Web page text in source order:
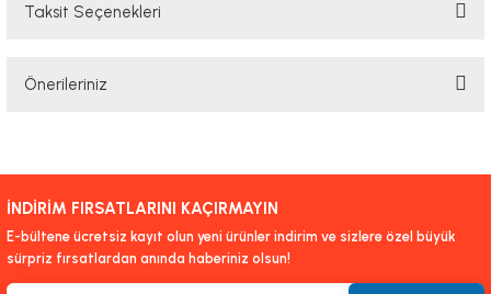
Taksit Seçenekleri
Önerileriniz
yetersiz gördüğünüz noktaları öneri formunu kullanarak tarafımıza
iletebilirsiniz.
Görüş ve önerileriniz için teşekkür ederiz.
İNDİRİM FIRSATLARINI KAÇIRMAYIN
E-bültene ücretsiz kayıt olun yeni ürünler indirim ve sizlere özel büyük
sürpriz fırsatlardan anında haberiniz olsun!